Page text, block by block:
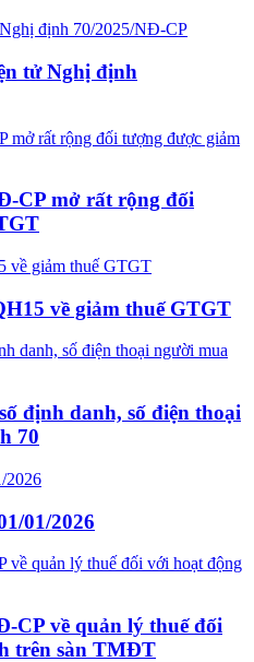
tử Nghị định
CP mở rất rộng đối
về giảm thuế GTGT
định danh, số điện thoại
70
01/2026
CP về quản lý thuế đối
trên sàn TMĐT